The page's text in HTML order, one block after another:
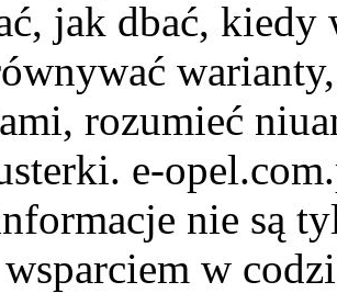
jak dbać, kiedy
rozumieć
e-
nie są
w